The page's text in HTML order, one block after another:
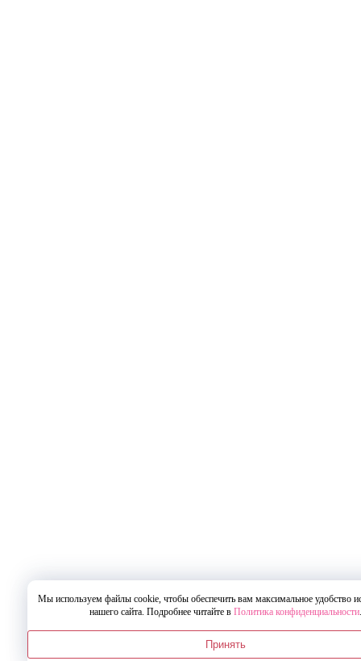
Мы используем файлы cookie, чтобы обеспечить вам максимальное удобство
нашего сайта. Подробнее читайте в Политика конфиденциальности.
Принять